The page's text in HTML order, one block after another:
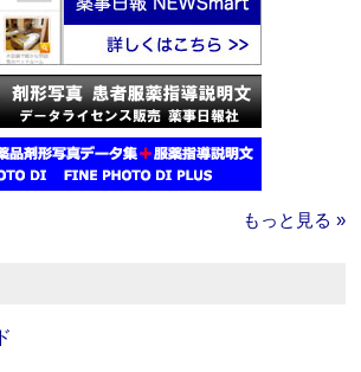
もっと見る »